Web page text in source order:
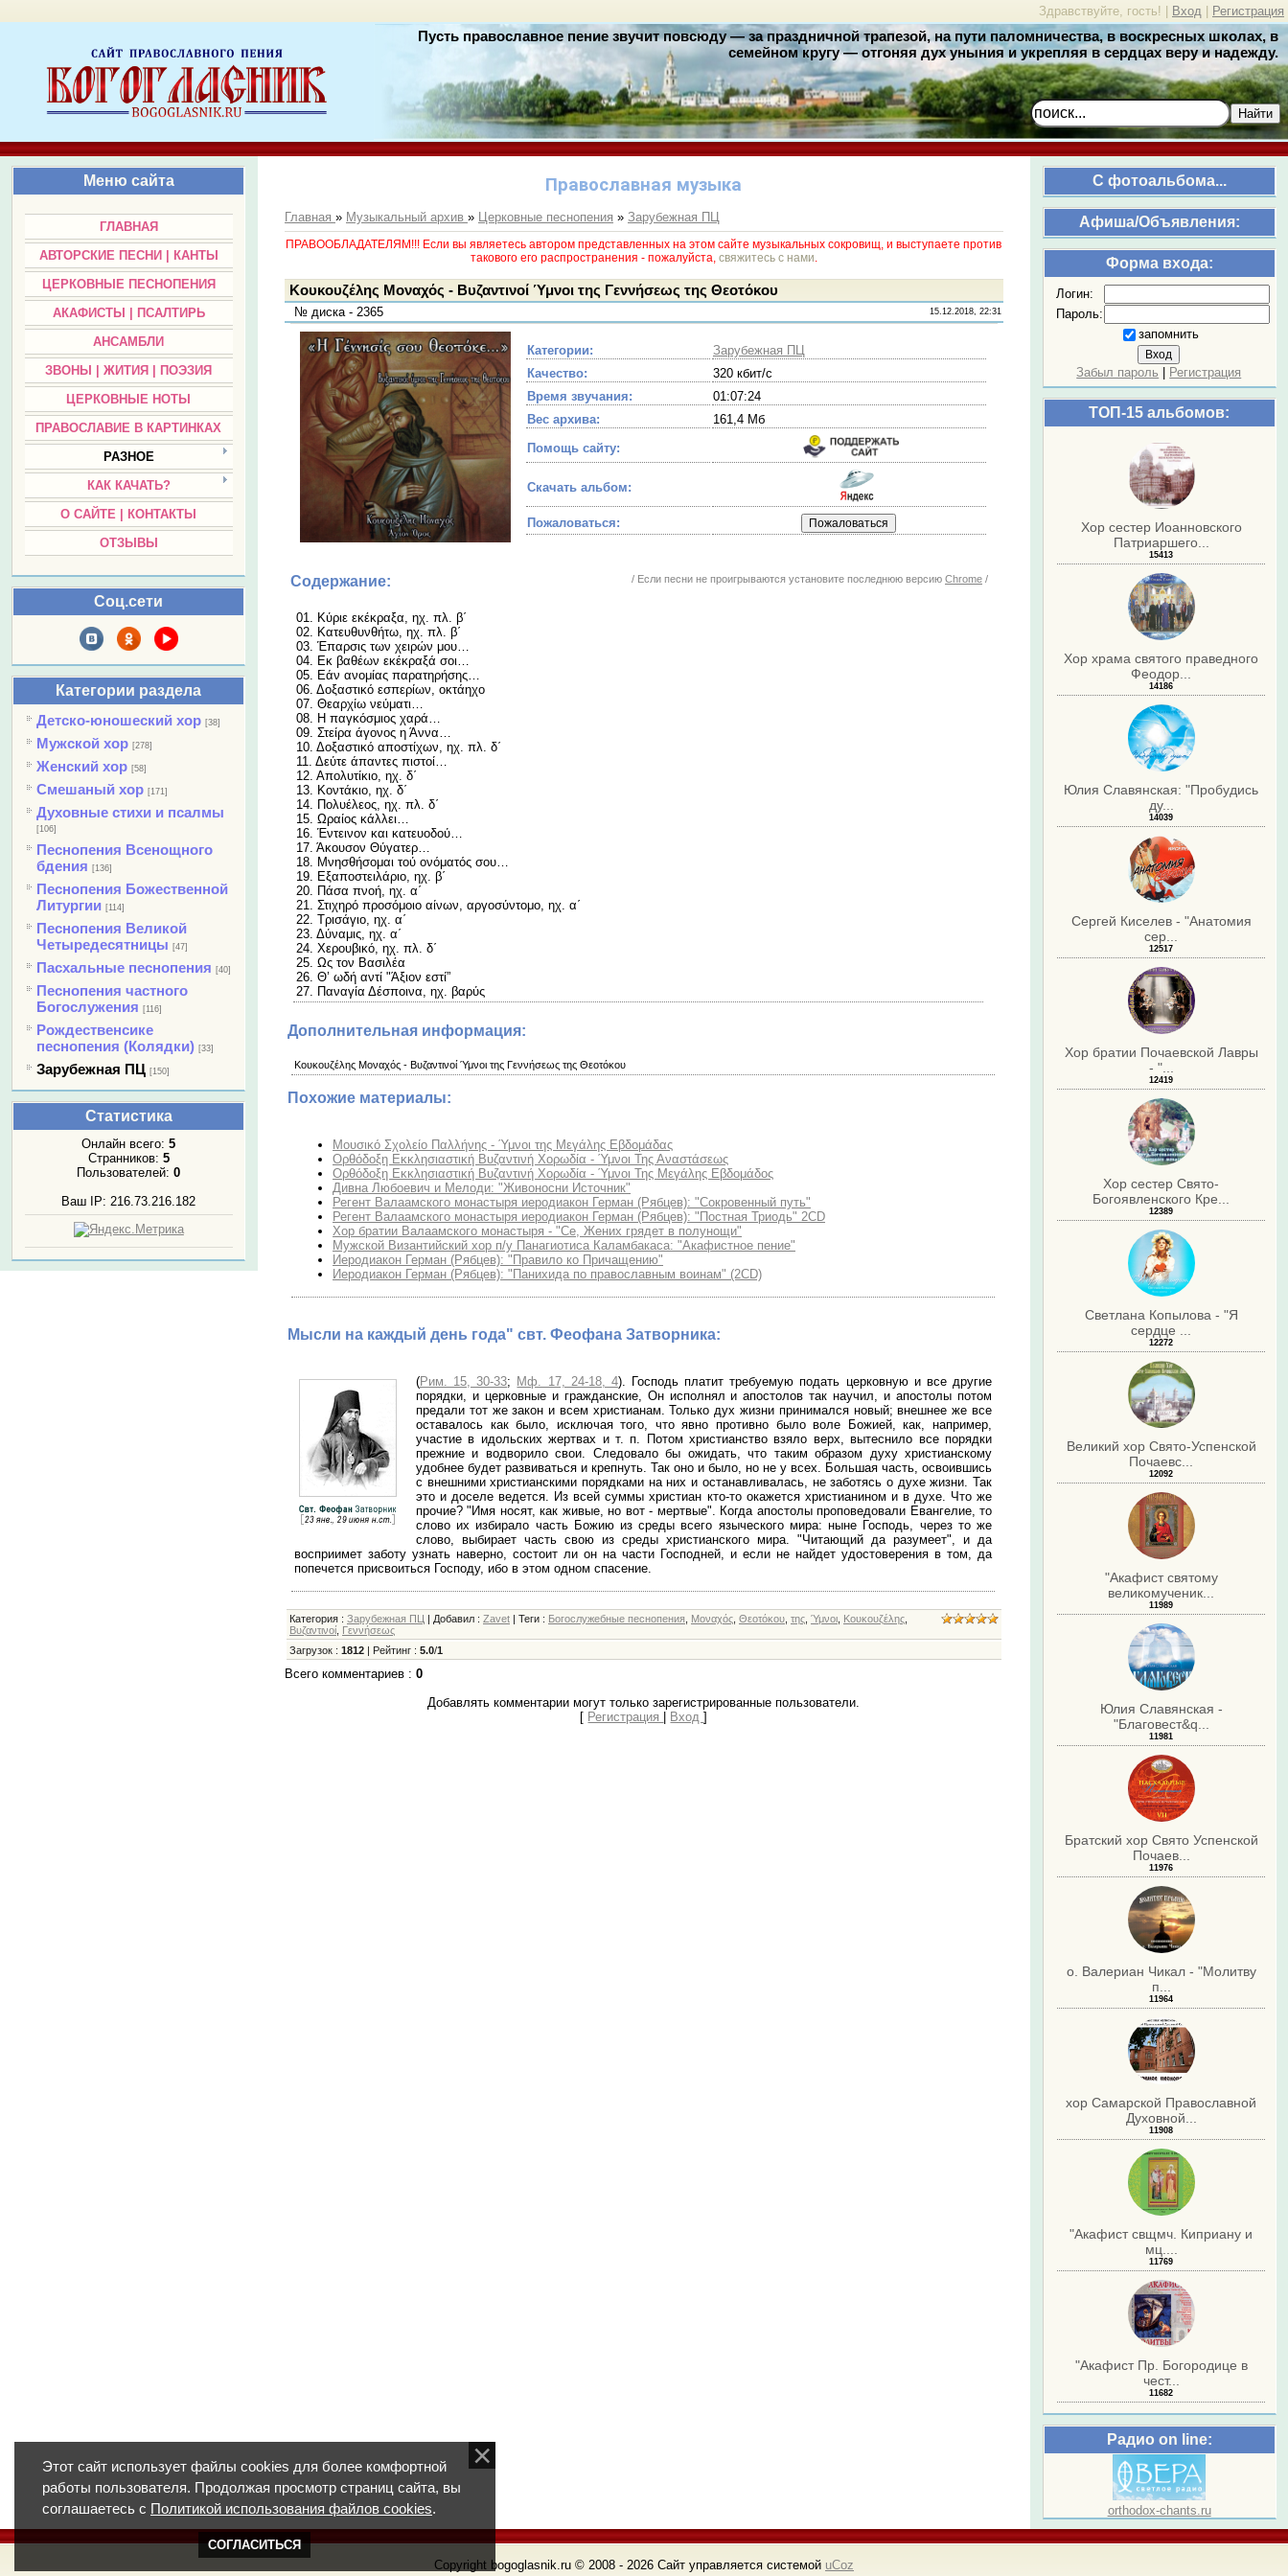
Здравствуйте, гость! | Вход Регистрация
Пусть православное пение звучит повсюду — за праздничной трапезой, на пути паломничества, в воскресных школах, в
семейном кругу — отгоняя дух уныния и укрепляя в сердцах веру и надежду.
Найти
Меню сайта
ГЛАВНАЯ
АВТОРСКИЕ ПЕСНИ | КАНТЫ
ЦЕРКОВНЫЕ ПЕСНОПЕНИЯ
АКАФИСТЫ | ПСАЛТИРЬ
АНСАМБЛИ
ЗВОНЫ | ЖИТИЯ | ПОЭЗИЯ
ЦЕРКОВНЫЕ НОТЫ
ПРАВОСЛАВИЕ В КАРТИНКАХ
РАЗНОЕ
КАК КАЧАТЬ?
О САЙТЕ | КОНТАКТЫ
ОТЗЫВЫ
Соц.сети
Категории раздела
Детско-юношеский хор [38]
Мужской хор [278]
Женский хор [58]
Смешаный хор [171]
Духовные стихи и псалмы
[106]
Песнопения Всенощного
бдения [136]
Песнопения Божественной
Литургии [114]
Песнопения Великой
Четыредесятницы [47]
Пасхальные песнопения [40]
Песнопения частного
Богослужения [116]
Рождественсике
песнопения (Колядки) [33]
Зарубежная ПЦ [150]
Статистика
Онлайн всего:5
Странников: 5
Пользователей:0
Ваш IP: 216.73.216.182
C фотоальбома...
Афиша/Объявления:
Форма входа:
Логин:
Пароль:
запомнить
Забыл пароль Регистрация
ТОП-15 альбомов:
Хор сестер Иоанновского
Патриаршего...
15413
Хор храма святого праведного
Феодор...
14186
Юлия Славянская: "Пробудись
ду...
14039
Сергей Киселев - "Анатомия
сер...
12517
Хор братии Почаевской Лавры
- "...
12419
Хор сестер Свято-
Богоявленского Кре...
12389
Светлана Копылова - "Я
сердце ...
12272
Великий хор Свято-Успенской
Почаевс...
12092
"Акафист святому
великомученик...
11989
Юлия Славянская -
"Благовест&q...
11981
Братский хор Свято Успенской
Почаев...
11976
о. Валериан Чикал - "Молитву
п...
11964
хор Самарской Православной
Духовной...
11908
"Акафист свщмч. Киприану и
мц....
11769
"Акафист Пр. Богородице в
чест...
11682
Радио on line:
orthodox-chants.ru
Православная музыка
Главная » Музыкальный архив » Церковные песнопения » Зарубежная ПЦ
ПРАВООБЛАДАТЕЛЯМ!!! Если вы являетесь автором представленных на этом сайте музыкальных сокровищ, и выступаете против
такового его раcпространения - пожалуйста, свяжитесь с нами.
Κουκουζέλης Μοναχός - Βυζαντινοί Ύμνοι της Γεννήσεως της Θεοτόκου
№ диска - 2365 15.12.2018, 22:31
Категории:
Зарубежная ПЦ
Качество:
320 кбит/с
Время звучания:
01:07:24
Вес архива:
161,4 Мб
Помощь сайту:
Скачать альбом:
Пожаловаться:
Содержание: / Если песни не проигрываются установите последнюю версию Chrome/
01. Κύριε εκέκραξα, ηχ. πλ. β΄
02. Κατευθυνθήτω, ηχ. πλ. β΄
03. Έπαρσις των χειρών μου…
04. Εκ βαθέων εκέκραξά σοι…
05. Εάν ανομίας παρατηρήσης…
06. Δοξαστικό εσπερίων, οκτάηχο
07. Θεαρχίω νεύματι…
08. Η παγκόσμιος χαρά…
09. Στείρα άγονος η Άννα…
10. Δοξαστικό αποστίχων, ηχ. πλ. δ΄
11. Δεύτε άπαντες πιστοί…
12. Απολυτίκιο, ηχ. δ΄
13. Κοντάκιο, ηχ. δ΄
14. Πολυέλεος, ηχ. πλ. δ΄
15. Ωραίος κάλλει…
16. Έντεινον και κατευοδού…
17. Άκουσον Θύγατερ…
18. Μνησθήσομαι τού ονόματός σου…
19. Εξαποστειλάριο, ηχ. β΄
20. Πάσα πνοή, ηχ. α΄
21. Στιχηρό προσόμοιο αίνων, αργοσύντομο, ηχ. α΄
22. Τρισάγιο, ηχ. α΄
23. Δύναμις, ηχ. α΄
24. Χερουβικό, ηχ. πλ. δ΄
25. Ως τον Βασιλέα
26. Θ’ ωδή αντί "Άξιον εστί”
27. Παναγία Δέσποινα, ηχ. βαρύς
Дополнительная информация:
Κουκουζέλης Μοναχός - Βυζαντινοί Ύμνοι της Γεννήσεως της Θεοτόκου
Похожие материалы:
Μουσικό Σχολείο Παλλήνης - Ύμνοι της Μεγάλης Εβδομάδας
Ορθόδοξη Εκκλησιαστική Βυζαντινή Χορωδία - Ύμνοι Της Αναστάσεως
Ορθόδοξη Εκκλησιαστική Βυζαντινή Χορωδία - Ύμνοι Της Μεγάλης Εβδομάδος
Дивна Любоевич и Мелoди: "Живоносни Источник"
Регент Валаамского монастыря иеродиакон Герман (Рябцев): "Сокровенный путь"
Регент Валаамского монастыря иеродиакон Герман (Рябцев): "Постная Триодь" 2CD
Хор братии Валаамского монастыря - "Се, Жених грядет в полунощи"
Мужской Византийский хор п/у Панагиотиса Каламбакаса: "Акафистное пение"
Иеродиакон Герман (Рябцев): "Правило ко Причащению"
Иеродиакон Герман (Рябцев): "Панихида по православным воинам" (2CD)
Мысли на каждый день года" свт. Феофана Затворника:
(Рим. 15, 30-33; Мф. 17, 24-18, 4). Господь платит требуемую подать церковную и все другие
порядки, и церковные и гражданские, Он исполнял и апостолов так научил, и апостолы потом
предали тот же закон и всем христианам. Только дух жизни принимался новый; внешнее же все
оставалось как было, исключая того, что явно противно было воле Божией, как, например,
участие в идольских жертвах и т. п. Потом христианство взяло верх, вытеснило все порядки
прежние и водворило свои. Следовало бы ожидать, что таким образом духу христианскому
удобнее будет развиваться и крепнуть. Так оно и было, но не у всех. Большая часть, освоившись
с внешними христианскими порядками на них и останавливалась, не заботясь о духе жизни. Так
это и доселе ведется. Из всей суммы христиан кто-то окажется христианином и в духе. Что же
прочие? "Имя носят, как живые, но вот - мертвые". Когда апостолы проповедовали Евангелие, то
слово их избирало часть Божию из среды всего языческого мира: ныне Господь, через то же
слово, выбирает часть свою из среды христианского мира. "Читающий да разумеет", и да
восприимет заботу узнать наверно, состоит ли он на части Господней, и если не найдет удостоверения в том, да
попечется присвоиться Господу, ибо в этом одном спасение.
Категория : Зарубежная ПЦ Добавил : Zavet| Теги : Богослужебные песнопения Μοναχός, Θεοτόκου, της, Ύμνοι, Κουκουζέλης,
Βυζαντινοί,
Γεννήσεως
Загрузок : 1812| Рейтинг : 5.0/1
Всего комментариев : 0
Добавлять комментарии могут только зарегистрированные пользователи.
[ Регистрация Вход]
Copyright bogoglasnik.ru © 2008 - 2026 Сайт управляется системой uCoz
Этот сайт использует файлы cookies для более комфортной
работы пользователя. Продолжая просмотр страниц сайта, вы
соглашаетесь с Политикой использования файлов cookies.
СОГЛАСИТЬСЯ